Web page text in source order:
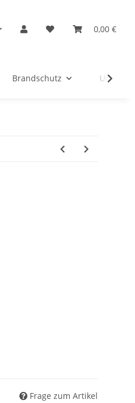
0,00 €
Brandschutz
Frage zum Artikel